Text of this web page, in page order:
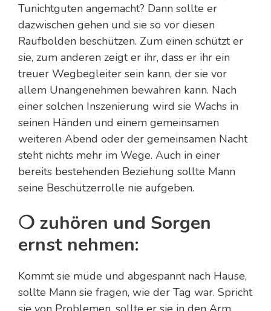
Tunichtguten angemacht? Dann sollte er
dazwischen gehen und sie so vor diesen
Raufbolden beschützen. Zum einen schützt er
sie, zum anderen zeigt er ihr, dass er ihr ein
treuer Wegbegleiter sein kann, der sie vor
allem Unangenehmen bewahren kann. Nach
einer solchen Inszenierung wird sie Wachs in
seinen Händen und einem gemeinsamen
weiteren Abend oder der gemeinsamen Nacht
steht nichts mehr im Wege. Auch in einer
bereits bestehenden Beziehung sollte Mann
seine Beschützerrolle nie aufgeben.
❍ zuhören und Sorgen
ernst nehmen:
Kommt sie müde und abgespannt nach Hause,
sollte Mann sie fragen, wie der Tag war. Spricht